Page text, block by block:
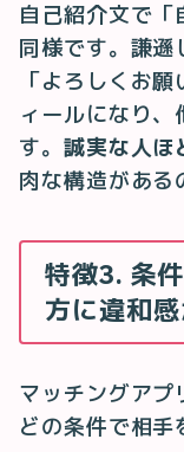
自己紹介文で「
同様です。謙遜
「よろしくお
ィールになり
す。 誠実な人ほ
肉な構造がある
特徴3. 条
方に違和
マッチングアプ
どの条件で相手